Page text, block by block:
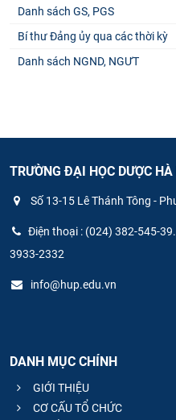
Danh sách GS, PGS
Bí thư Đảng ủy qua các thời kỳ
Danh sách NGND, NGƯT
TRƯỜNG ĐẠI HỌC DƯỢC HÀ
Số 13-15 Lê Thánh Tông -
Điện thoại : (024) 382-545-
3933-2332
info@hup.edu.vn
DANH MỤC CHÍNH
GIỚI THIỆU
CƠ CẤU TỔ CHỨC